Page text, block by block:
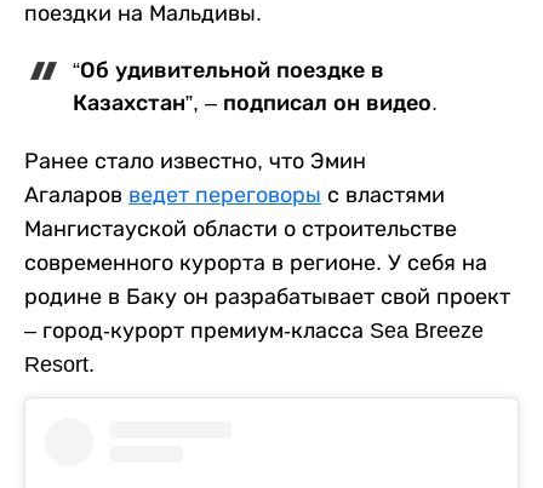
поездки на Мальдивы.
“Об удивительной поездке в
Казахстан”, – подписал он видео.
Ранее стало известно, что Эмин
Агаларов ведет переговоры с властями
Мангистауской области о строительстве
современного курорта в регионе. У себя на
родине в Баку он разрабатывает свой проект
– город-курорт премиум-класса Sea Breeze
Resort.